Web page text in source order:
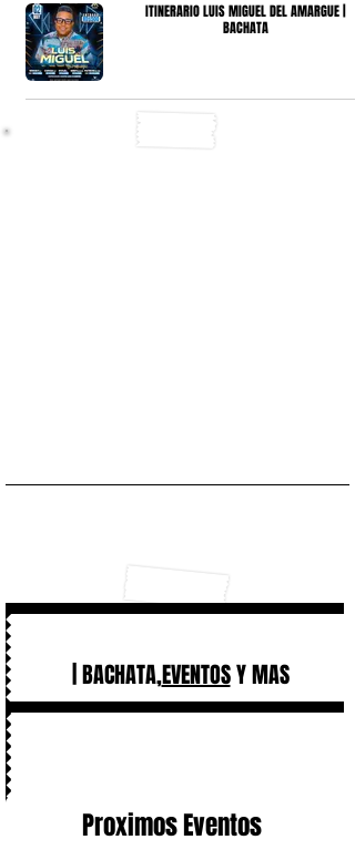
ITINERARIO LUIS MIGUEL DEL AMARGUE |
BACHATA
| BACHATA,EVENTOSY MAS
Proximos Eventos